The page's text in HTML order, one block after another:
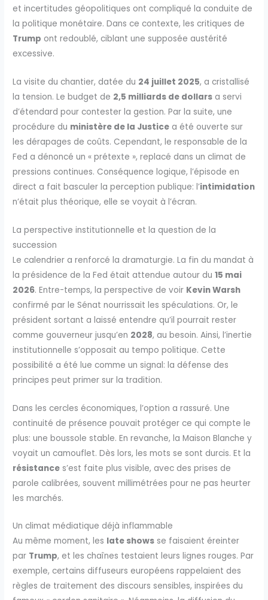
et incertitudes géopolitiques ont compliqué la conduite de
la politique monétaire. Dans ce contexte, les critiques de
Trump ont redoublé, ciblant une supposée austérité
excessive.
La visite du chantier, datée du 24 juillet 2025, a cristallisé
la tension. Le budget de 2,5 milliards de dollars a servi
d’étendard pour contester la gestion. Par la suite, une
procédure du ministère de la Justice a été ouverte sur
les dérapages de coûts. Cependant, le responsable de la
Fed a dénoncé un « prétexte », replacé dans un climat de
pressions continues. Conséquence logique, l’épisode en
direct a fait basculer la perception publique: l’intimidation
n’était plus théorique, elle se voyait à l’écran.
La perspective institutionnelle et la question de la
succession
Le calendrier a renforcé la dramaturgie. La fin du mandat à
la présidence de la Fed était attendue autour du15 mai
2026. Entre-temps, la perspective de voir Kevin Warsh
confirmé par le Sénat nourrissait les spéculations. Or, le
président sortant a laissé entendre qu’il pourrait rester
comme gouverneur jusqu’en 2028, au besoin. Ainsi, l’inertie
institutionnelle s’opposait au tempo politique. Cette
possibilité a été lue comme un signal: la défense des
principes peut primer sur la tradition.
Dans les cercles économiques, l’option a rassuré. Une
continuité de présence pouvait protéger ce qui compte le
plus: une boussole stable. En revanche, la Maison Blanche y
voyait un camouflet. Dès lors, les mots se sont durcis. Et la
résistance s’est faite plus visible, avec des prises de
parole calibrées, souvent millimétrées pour ne pas heurter
les marchés.
Un climat médiatique déjà inflammable
Au même moment, les late shows se faisaient éreinter
par Trump, et les chaînes testaient leurs lignes rouges. Par
exemple, certains diffuseurs européens rappelaient des
règles de traitement des discours sensibles, inspirées du